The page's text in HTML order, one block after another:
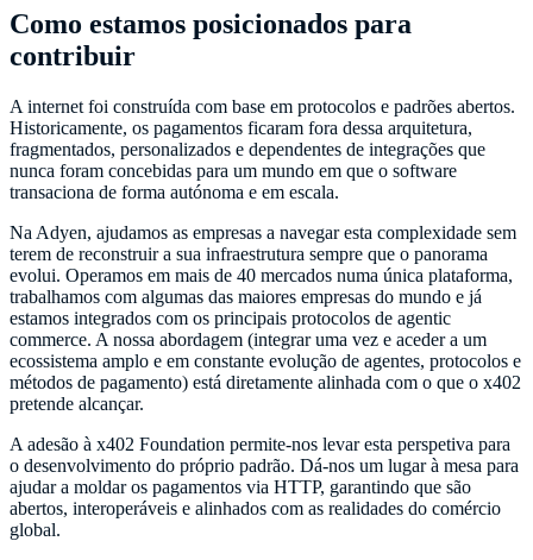
Como estamos posicionados para
contribuir
A internet foi construída com base em protocolos e padrões abertos.
Historicamente, os pagamentos ficaram fora dessa arquitetura,
fragmentados, personalizados e dependentes de integrações que
nunca foram concebidas para um mundo em que o software
transaciona de forma autónoma e em escala.
Na Adyen, ajudamos as empresas a navegar esta complexidade sem
terem de reconstruir a sua infraestrutura sempre que o panorama
evolui. Operamos em mais de 40 mercados numa única plataforma,
trabalhamos com algumas das maiores empresas do mundo e já
estamos integrados com os principais protocolos de agentic
commerce. A nossa abordagem (integrar uma vez e aceder a um
ecossistema amplo e em constante evolução de agentes, protocolos e
métodos de pagamento) está diretamente alinhada com o que o x402
pretende alcançar.
A adesão à x402 Foundation permite-nos levar esta perspetiva para
o desenvolvimento do próprio padrão. Dá-nos um lugar à mesa para
ajudar a moldar os pagamentos via HTTP, garantindo que são
abertos, interoperáveis e alinhados com as realidades do comércio
global.